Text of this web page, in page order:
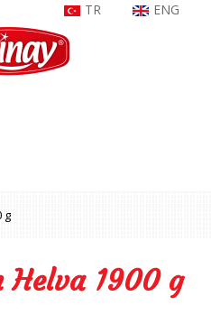
TR ENG
g
Helva 1900 g